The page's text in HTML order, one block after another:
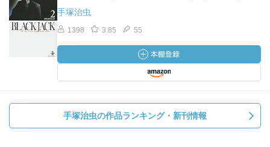
手塚治虫
1398 3.85 55
手塚治虫の作品ランキング・新刊情報